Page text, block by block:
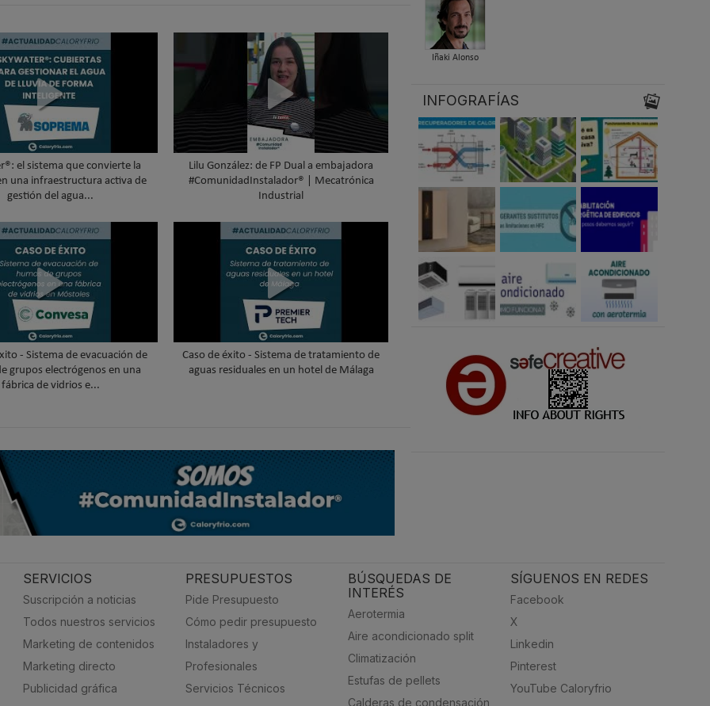
el sistema que convierte la
una infraestructura activa de
gestión del agua...
Lilu González: de FP Dual a embajadora
#ComunidadInstalador® | Mecatrónica
Industrial
- Sistema de evacuación de
grupos electrógenos en una
fábrica de vidrios e...
Caso de éxito - Sistema de tratamiento de
aguas residuales en un hotel de Málaga
Iñaki Alonso
INFOGRAFÍAS
SERVICIOS
Suscripción a noticias
Todos nuestros servicios
Marketing de contenidos
Marketing directo
Publicidad gráfica
PRESUPUESTOS
Pide Presupuesto
Cómo pedir presupuesto
Instaladores y
Profesionales
Servicios Técnicos
BÚSQUEDAS DE
INTERÉS
Aerotermia
Aire acondicionado split
Climatización
Estufas de pellets
Calderas de condensación
SÍGUENOS EN REDES
Facebook
X
Linkedin
Pinterest
YouTube Caloryfrio